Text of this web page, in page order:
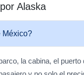
Alaska
México?
la cabina, el